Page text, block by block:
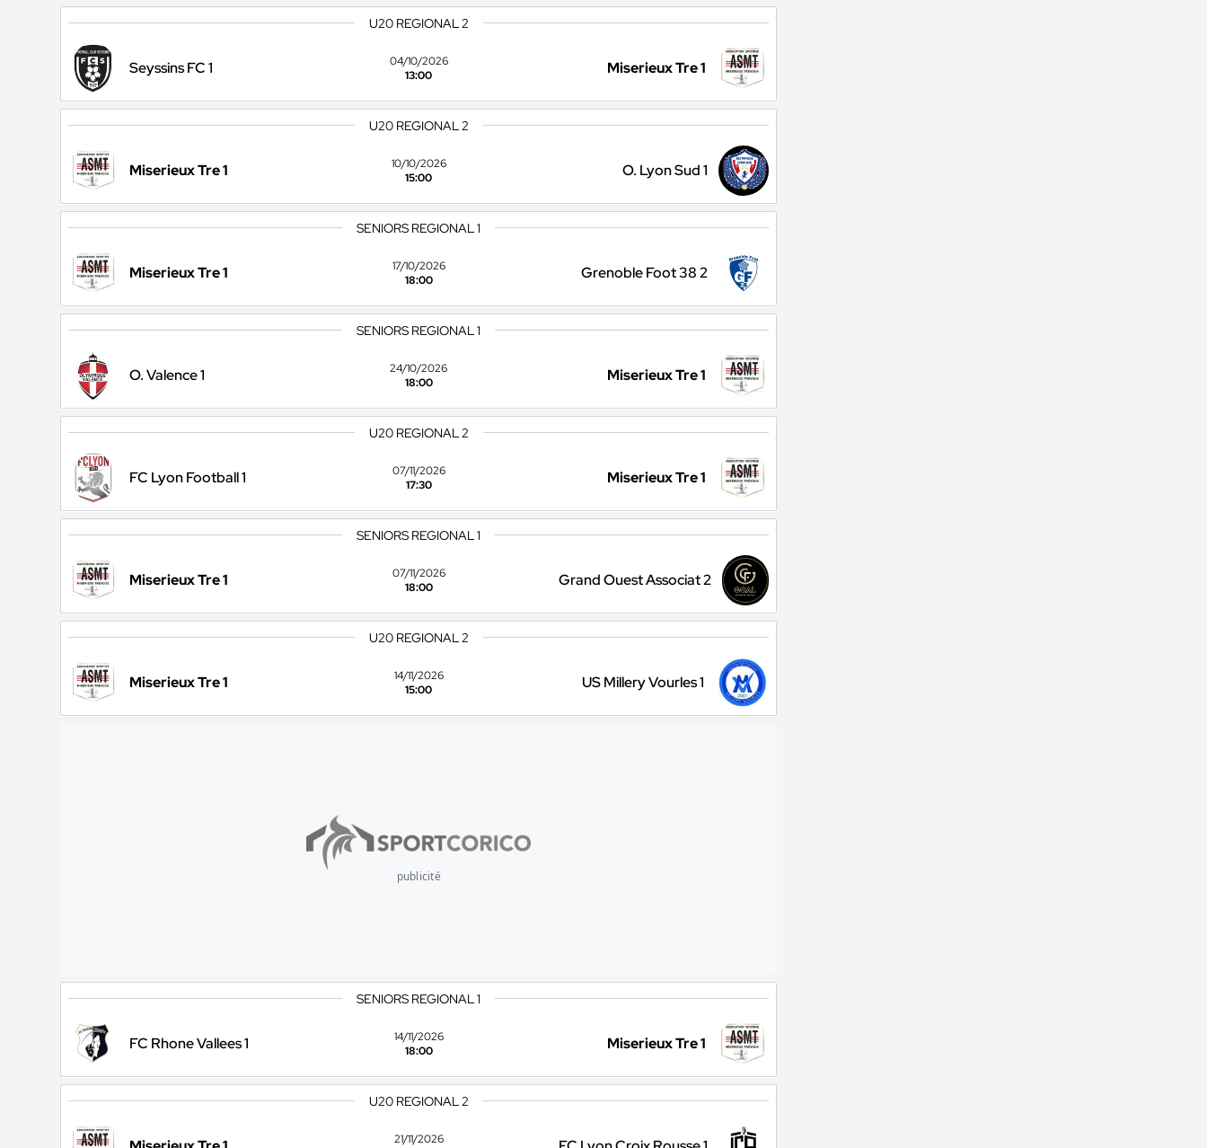
U20 REGIONAL 2
Seyssins FC 1
04/10/2026
13:00
Miserieux Tre 1
U20 REGIONAL 2
Miserieux Tre 1
10/10/2026
15:00
O. Lyon Sud 1
SENIORS REGIONAL 1
Miserieux Tre 1
17/10/2026
18:00
Grenoble Foot 38 2
SENIORS REGIONAL 1
O. Valence 1
24/10/2026
18:00
Miserieux Tre 1
U20 REGIONAL 2
FC Lyon Football 1
07/11/2026
17:30
Miserieux Tre 1
SENIORS REGIONAL 1
Miserieux Tre 1
07/11/2026
18:00
Grand Ouest Associat 2
U20 REGIONAL 2
Miserieux Tre 1
14/11/2026
15:00
US Millery Vourles 1
publicité
SENIORS REGIONAL 1
FC Rhone Vallees 1
14/11/2026
18:00
Miserieux Tre 1
U20 REGIONAL 2
21/11/2026